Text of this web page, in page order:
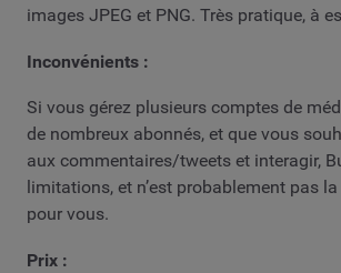
images JPEG et PNG. Très pratique, à
Inconvénients :
Si vous gérez plusieurs comptes de
de nombreux abonnés, et que vous
aux commentaires/tweets et interagir,
limitations, et n’est probablement pas
pour vous.
Prix :